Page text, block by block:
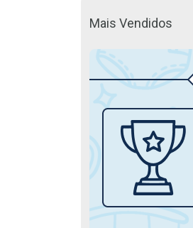
Mais Vendidos